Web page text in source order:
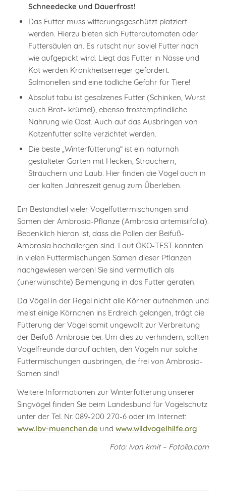
Schneedecke und Dauerfrost!
Das Futter muss witterungsgeschützt platziert
werden. Hierzu bieten sich Futterautomaten oder
Futtersäulen an. Es rutscht nur soviel Futter nach
wie aufgepickt wird. Liegt das Futter in Nässe und
Kot werden Krankheitserreger gefördert.
Salmonellen sind eine tödliche Gefahr für Tiere!
Absolut tabu ist gesalzenes Futter (Schinken, Wurst
auch Brot- krümel), ebenso frostempfindliche
Nahrung wie Obst. Auch auf das Ausbringen von
Katzenfutter sollte verzichtet werden.
Die beste „Winterfütterung“ ist ein naturnah
gestalteter Garten mit Hecken, Sträuchern,
Sträuchern und Laub. Hier finden die Vögel auch in
der kalten Jahreszeit genug zum Überleben.
Ein Bestandteil vieler Vogelfuttermischungen sind
Samen der Ambrosia-Pflanze (Ambrosia artemisiifolia).
Bedenklich hieran ist, dass die Pollen der Beifuß-
Ambrosia hochallergen sind. Laut ÖKO-TEST konnten
in vielen Futtermischungen Samen dieser Pflanzen
nachgewiesen werden! Sie sind vermutlich als
(unerwünschte) Beimengung in das Futter geraten.
Da Vögel in der Regel nicht alle Körner aufnehmen und
meist einige Körnchen ins Erdreich gelangen, trägt die
Fütterung der Vögel somit ungewollt zur Verbreitung
der Beifuß-Ambrosie bei. Um dies zu verhindern, sollten
Vogelfreunde darauf achten, den Vögeln nur solche
Futtermischungen ausbringen, die frei von Ambrosia-
Samen sind!
Weitere Informationen zur Winterfütterung unserer
Singvögel finden Sie beim Landesbund für Vogelschutz
unter der Tel. Nr. 089-200 270-6 oder im Internet:
www.lbv-muenchen.de und www.wildvogelhilfe.org
Foto: ivan kmit – Fotolia.com